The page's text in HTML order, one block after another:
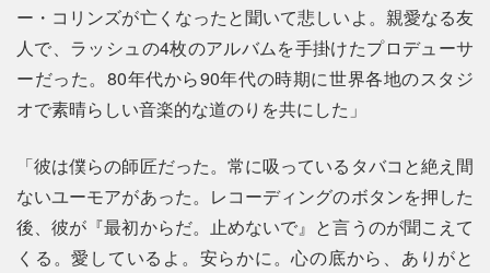
ー・コリンズが亡くなったと聞いて悲しいよ。親愛なる友
人で、ラッシュの4枚のアルバムを手掛けたプロデューサ
ーだった。80年代から90年代の時期に世界各地のスタジ
オで素晴らしい音楽的な道のりを共にした」
「彼は僕らの師匠だった。常に吸っているタバコと絶え間
ないユーモアがあった。レコーディングのボタンを押した
後、彼が『最初からだ。止めないで』と言うのが聞こえて
くる。愛しているよ。安らかに。心の底から、ありがと